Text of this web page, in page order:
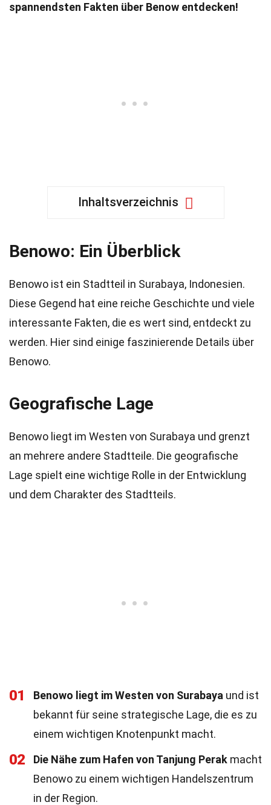
spannendsten Fakten über Benow entdecken!
Inhaltsverzeichnis
Benowo: Ein Überblick
Benowo ist ein Stadtteil in Surabaya, Indonesien.
Diese Gegend hat eine reiche Geschichte und viele
interessante Fakten, die es wert sind, entdeckt zu
werden. Hier sind einige faszinierende Details über
Benowo.
Geografische Lage
Benowo liegt im Westen von Surabaya und grenzt
an mehrere andere Stadtteile. Die geografische
Lage spielt eine wichtige Rolle in der Entwicklung
und dem Charakter des Stadtteils.
01 Benowo liegt im Westen von Surabaya und ist
bekannt für seine strategische Lage, die es zu
einem wichtigen Knotenpunkt macht.
02 Die Nähe zum Hafen von Tanjung Perak macht
Benowo zu einem wichtigen Handelszentrum
in der Region.